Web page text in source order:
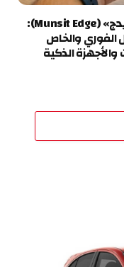
شركة CNTXT AI تكشف عن «منصت إيدج» (Munsit Edge):
الفوري والخاص
الذكية